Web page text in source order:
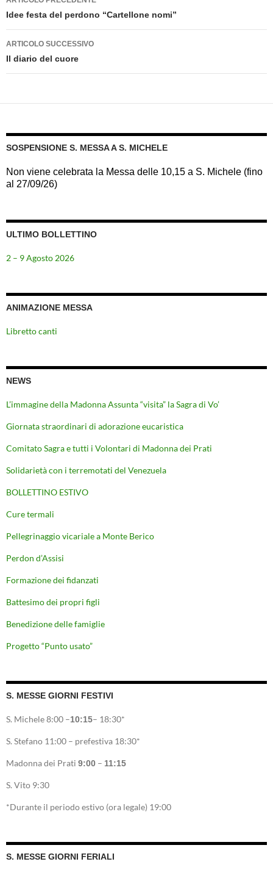
articolo
Idee festa del perdono “Cartellone nomi”
ARTICOLO SUCCESSIVO
Il diario del cuore
SOSPENSIONE S. MESSA A S. MICHELE
Non viene celebrata la Messa delle 10,15 a S. Michele (fino
al 27/09/26)
ULTIMO BOLLETTINO
2 – 9 Agosto 2026
ANIMAZIONE MESSA
Libretto canti
NEWS
L’immagine della Madonna Assunta “visita” la Sagra di Vo’
Giornata straordinari di adorazione eucaristica
Comitato Sagra e tutti i Volontari di Madonna dei Prati
Solidarietà con i terremotati del Venezuela
BOLLETTINO ESTIVO
Cure termali
Pellegrinaggio vicariale a Monte Berico
Perdon d’Assisi
Formazione dei fidanzati
Battesimo dei propri figli
Benedizione delle famiglie
Progetto “Punto usato”
S. MESSE GIORNI FESTIVI
S. Michele 8:00 –10:15– 18:30*
S. Stefano 11:00 – prefestiva 18:30*
Madonna dei Prati 9:00 – 11:15
S. Vito 9:30
*Durante il periodo estivo (ora legale) 19:00
S. MESSE GIORNI FERIALI